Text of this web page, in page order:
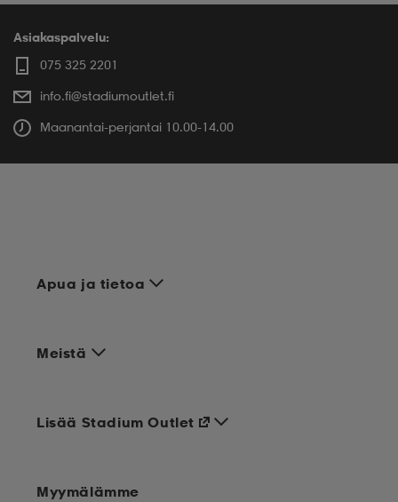
Asiakaspalvelu:
075 325 2201
info.fi@stadiumoutlet.fi
Maanantai-perjantai 10.00-14.00
Apua ja tietoa
Meistä
Lisää Stadium Outlet
Myymälämme